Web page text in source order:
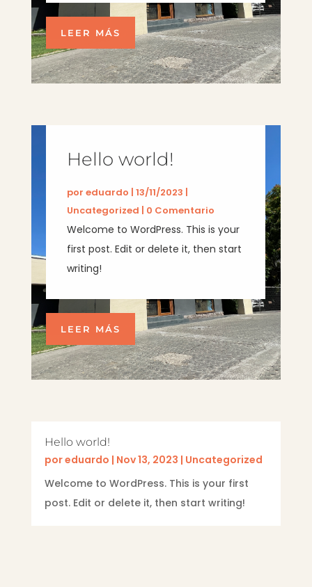
LEER MÁS
Hello world!
poreduardo |13/11/2023 |
Uncategorized | 0 Comentario
Welcome to WordPress. This is your
first post. Edit or delete it, then start
writing!
LEER MÁS
Hello world!
poreduardo | Nov 13, 2023 | Uncategorized
Welcome to WordPress. This is your first
post. Edit or delete it, then start writing!